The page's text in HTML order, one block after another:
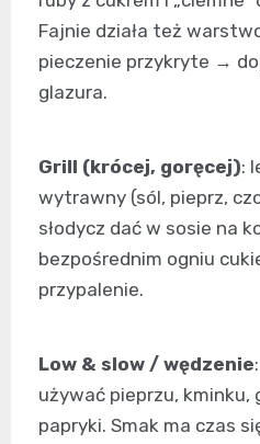
Fajnie działa też
pieczenie przykryte →
glazura.
Grill (krócej, goręcej):
wytrawny (sól, pieprz,
słodycz dać w sosie na
bezpośrednim ogniu
przypalenie.
Low & slow / wędzenie
używać pieprzu, kminku,
papryki. Smak ma czas